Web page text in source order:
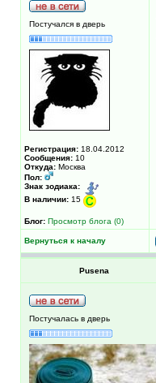
Постучался в дверь
Регистрация: 18.04.2012
Сообщения: 10
Откуда: Москва
Пол:
Знак зодиака:
В наличии: 15
Блог: Просмотр блога (0)
Вернуться к началу
Pusena
Постучалась в дверь